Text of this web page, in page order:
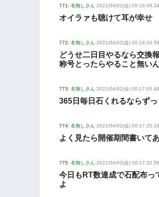
771: 名無しさん 2021/04/02(金) 00:16:09.34
オイラァも聴けて耳が幸せ
772: 名無しさん 2021/04/02(金) 00:16:20.58
どうせ二日目やるなら交換
称号とったらやること無い
773: 名無しさん 2021/04/02(金) 00:17:05.48
365日毎日石くれるならず
774: 名無しさん 2021/04/02(金) 00:17:20.33
よく見たら開催期間書いて
775: 名無しさん 2021/04/02(金) 00:17:32.56
今日もRT数達成で石配布っ
よ